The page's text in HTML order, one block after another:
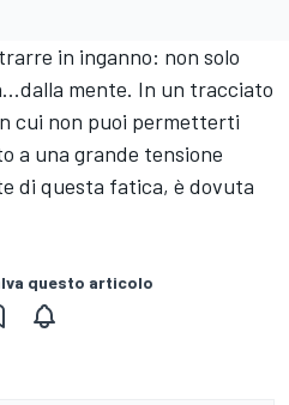
in inganno: non solo
mente. In un tracciato
cui non puoi permetterti
a una grande tensione
di questa fatica, è dovuta
questo articolo